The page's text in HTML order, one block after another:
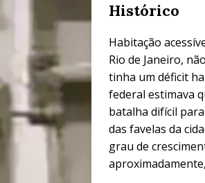
Histórico
Habitação
Rio de Janeiro,
tinha um déficit
federal estimava
batalha difícil
das favelas da
grau de